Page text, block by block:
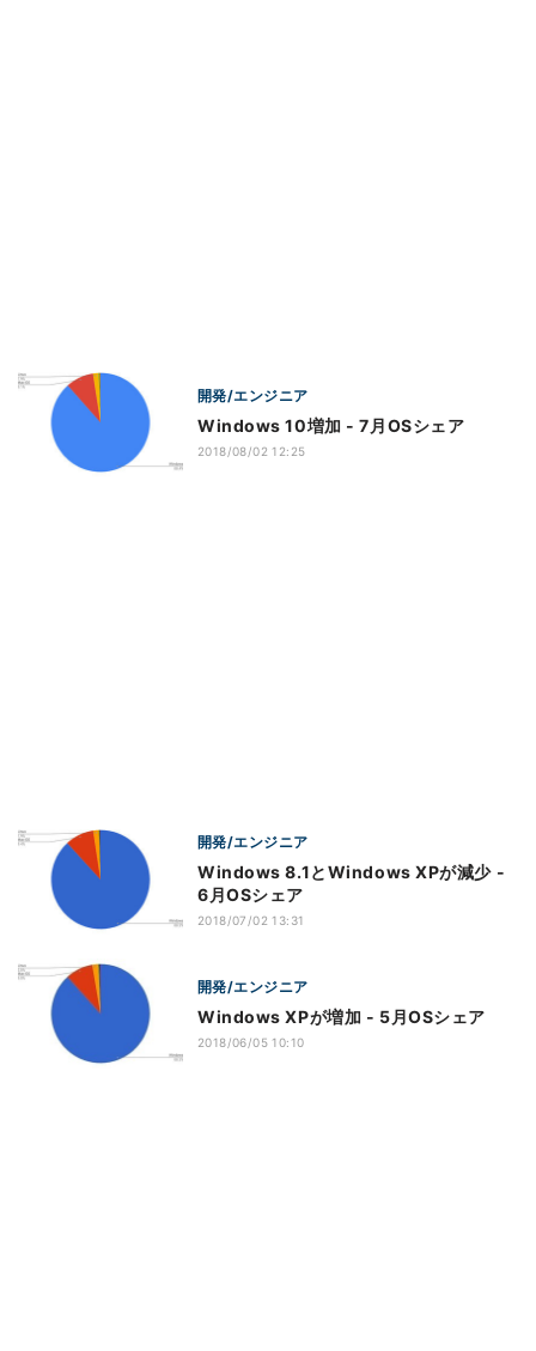
開発/エンジニア
Windows 10増加 - 7月OSシェア
2018/08/02 12:25
開発/エンジニア
Windows 8.1とWindows XPが減少 -
6月OSシェア
2018/07/02 13:31
開発/エンジニア
Windows XPが増加 - 5月OSシェア
2018/06/05 10:10